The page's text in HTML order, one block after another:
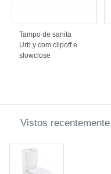
Tampo de sanita
Urb.y com clipoff e
slowclose
Vistos recentemente